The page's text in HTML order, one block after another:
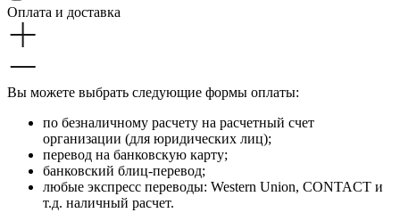
Оплата и доставка
Вы можете выбрать следующие формы оплаты:
по безналичному расчету на расчетный счет
организации (для юридических лиц);
перевод на банковскую карту;
банковский блиц-перевод;
любые экспресс переводы: Western Union, CONTACT и
т.д. наличный расчет.